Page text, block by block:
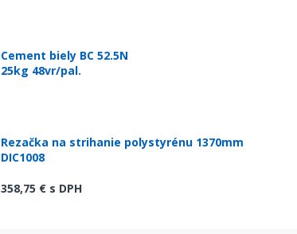
Cement biely BC 52.5N
25kg 48vr/pal.
Rezačka na strihanie polystyrénu 1370mm
DIC1008
358,75 € s DPH